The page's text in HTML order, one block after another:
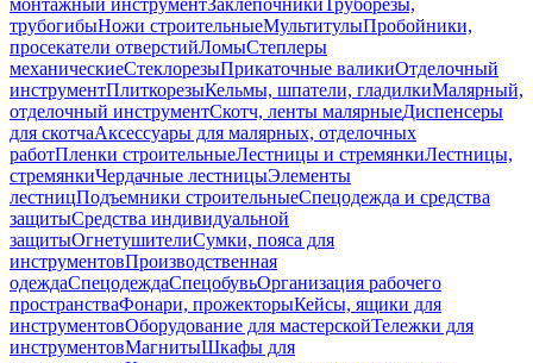
монтажный инструментЗаклепочникиТруборезы,
трубогибыНожи строительныеМультитулыПробойники,
просекатели отверстийЛомыСтеплеры
механическиеСтеклорезыПрикаточные валикиОтделочный
инструментПлиткорезыКельмы, шпатели, гладилкиМалярный,
отделочный инструментСкотч, ленты малярныеДиспенсеры
для скотчаАксессуары для малярных, отделочных
работПленки строительныеЛестницы и стремянкиЛестницы,
стремянкиЧердачные лестницыЭлементы
лестницПодъемники строительныеСпецодежда и средства
защитыСредства индивидуальной
защитыОгнетушителиСумки, пояса для
инструментовПроизводственная
одеждаСпецодеждаСпецобувьОрганизация рабочего
пространстваФонари, прожекторыКейсы, ящики для
инструментовОборудование для мастерскойТележки для
инструментовМагнитыШкафы для